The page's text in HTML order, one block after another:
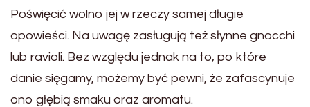
Poświęcić wolno jej w rzeczy samej długie
opowieści. Na uwagę zasługują też słynne gnocchi
lub ravioli. Bez względu jednak na to, po które
danie sięgamy, możemy być pewni, że zafascynuje
ono głębią smaku oraz aromatu.